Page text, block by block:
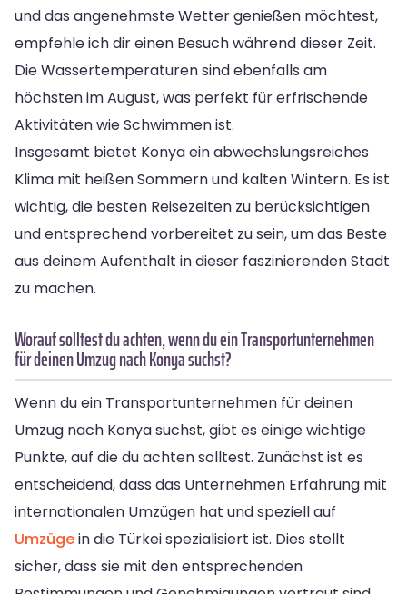
und das angenehmste Wetter genießen möchtest,
empfehle ich dir einen Besuch während dieser Zeit.
Die Wassertemperaturen sind ebenfalls am
höchsten im August, was perfekt für erfrischende
Aktivitäten wie Schwimmen ist.
Insgesamt bietet Konya ein abwechslungsreiches
Klima mit heißen Sommern und kalten Wintern. Es ist
wichtig, die besten Reisezeiten zu berücksichtigen
und entsprechend vorbereitet zu sein, um das Beste
aus deinem Aufenthalt in dieser faszinierenden Stadt
zu machen.
Worauf solltest du achten, wenn du ein Transportunternehmen
für deinen Umzug nach Konya suchst?
Wenn du ein Transportunternehmen für deinen
Umzug nach Konya suchst, gibt es einige wichtige
Punkte, auf die du achten solltest. Zunächst ist es
entscheidend, dass das Unternehmen Erfahrung mit
internationalen Umzügen hat und speziell auf
Umzügein die Türkei spezialisiert ist. Dies stellt
sicher, dass sie mit den entsprechenden